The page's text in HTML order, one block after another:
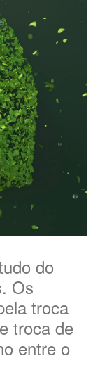
do
Os
troca
troca de
entre o